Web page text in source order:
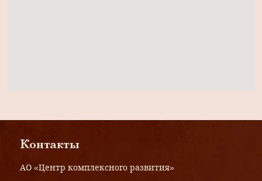
Контакты
АО «Центр комплексного развития»